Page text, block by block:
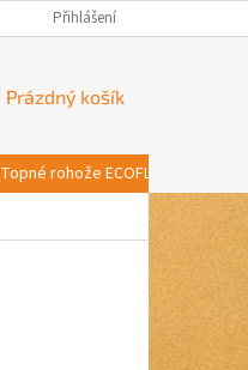
Přihlášení
NÁKUPNÍ
Prázdný košík
Topné rohože ECOFLOOR